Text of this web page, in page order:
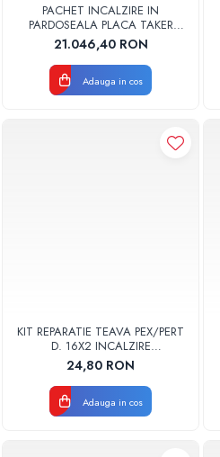
PACHET INCALZIRE IN
PARDOSEALA PLACA TAKER
110MP VALROM
21.046,40 RON
Adauga in cos
KIT REPARATIE TEAVA PEX/PERT
D. 16X2 INCALZIRE
PARDOSEALA VA
24,80 RON
Adauga in cos